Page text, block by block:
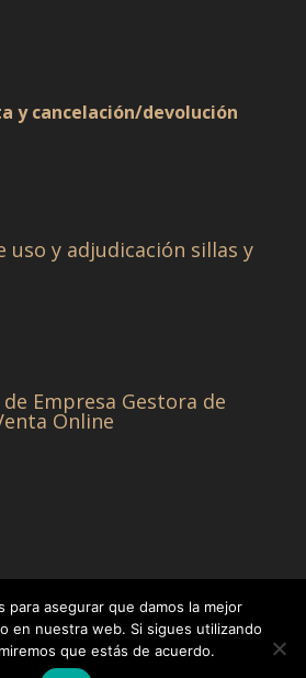
y cancelación/devolución
uso y adjudicación sillas y
Empresa Gestora de
Online
por Eticonsa [Privacidad &
para asegurar que damos la mejor
en nuestra web. Si sigues utilizando
que estás de acuerdo.